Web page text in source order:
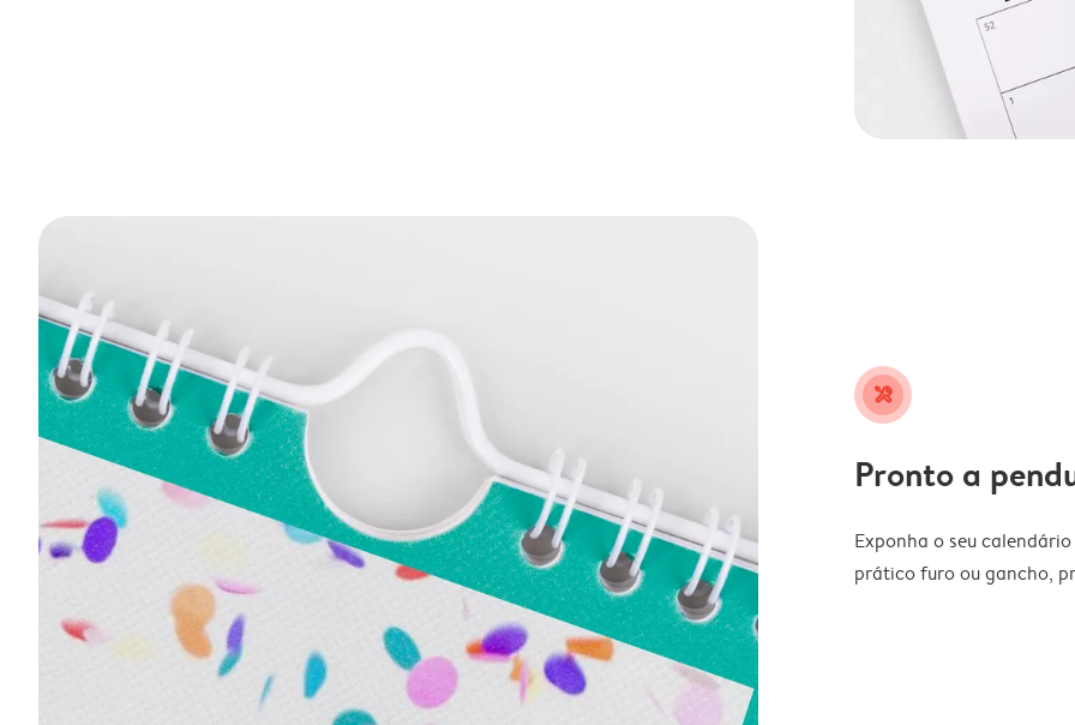
tools
Pronto a
Exponha o seu
prático furo ou gancho,